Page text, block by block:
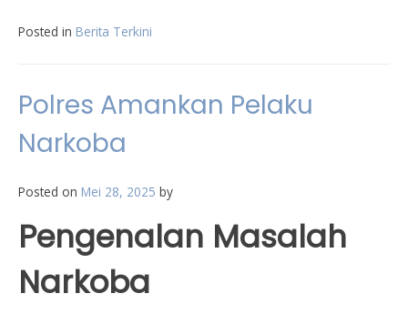
Posted in Berita Terkini
Polres Amankan Pelaku
Narkoba
Posted on Mei 28, 2025 by
Pengenalan Masalah
Narkoba